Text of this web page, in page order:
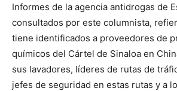
Informes de la agencia antidrogas de
consultados por este columnista,
tiene identificados a proveedores de
químicos del Cártel de Sinaloa en
sus lavadores, líderes de rutas de
jefes de seguridad en estas rutas y a